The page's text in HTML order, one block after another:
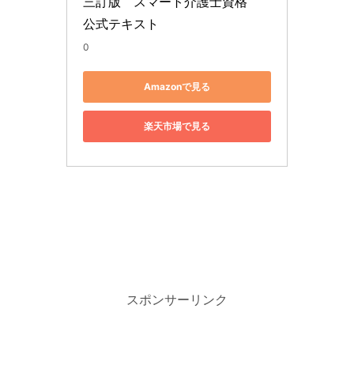
公式テキスト
0
Amazonで見る
楽天市場で見る
スポンサーリンク